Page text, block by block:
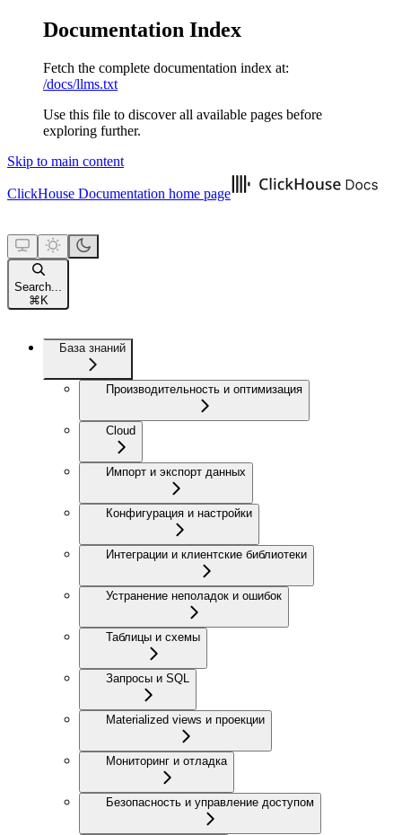
Documentation Index
Fetch the complete documentation index at:
/docs/llms.txt
Use this file to discover all available pages before
exploring further.
Skip to main content
ClickHouse Documentation home page
Search...
⌘ K
База знаний
Производительность и оптимизация
Cloud
Импорт и экспорт данных
Конфигурация и настройки
Интеграции и клиентские библиотеки
Устранение неполадок и ошибок
Таблицы и схемы
Запросы и SQL
Materialized views и проекции
Мониторинг и отладка
Безопасность и управление доступом